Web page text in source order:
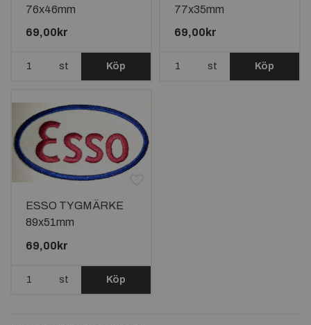
76x46mm
69,00kr
st Köp
77x35mm
69,00kr
st Köp
ESSO TYGMÄRKE
89x51mm
69,00kr
st Köp